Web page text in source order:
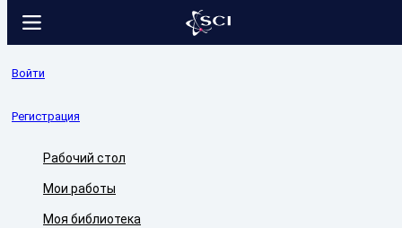
Войти
Регистрация
Рабочий стол
Мои работы
Моя библиотека